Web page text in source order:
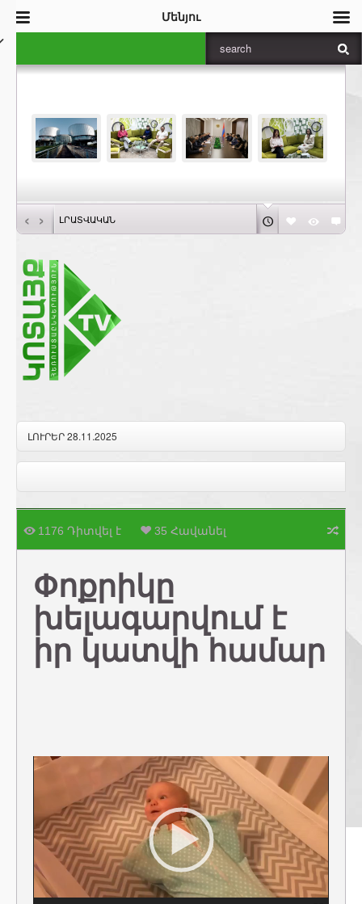
‹ › ԼՐԱՏՎԱԿԱՆ
ԼՈՒՐԵՐ 28.11.2025
1176 Դիտվել է 35 Հավանել
Փոքրիկը
խելագարվում է
իր կատվի համար
Մենյու